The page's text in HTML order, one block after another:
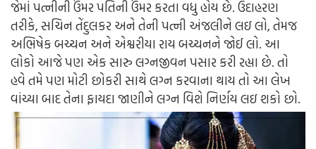
જેમાં પત્નીની ઉંમર પતિની ઉંમર કરતા વધુ હોય છે. ઉદાહરણ
તરીકે, સચિન તેંદુલકર અને તેની પત્ની અંજલીને લઇ લો, તેમજ
અભિષેક બચ્ચન અને એશ્વરીયા રાય બચ્ચનને જોઈ લો. આ
લોકો આજે પણ એક સારુ લગ્નજીવન પસાર કરી રહ્યા છે. તો
હવે તમે પણ મોટી છોકરી સાથે લગ્ન કરવાના થાય તો આ લેખ
વાંચ્યા બાદ તેના ફાયદા જાણીને લગ્ન વિશે નિર્ણય લઇ શકો છો.